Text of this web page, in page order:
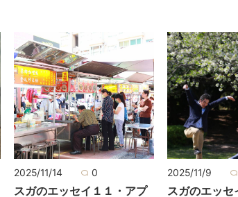
2025/11/14 0
スガのエッセイ１１・アプ
2025/11/9
スガのエッセ